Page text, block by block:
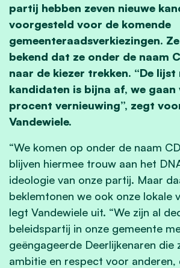
partij hebben zeven nieuwe
voorgesteld voor de komende
gemeenteraadsverkiezingen.
bekend dat ze onder de naam
naar de kiezer trekken. “De lijst
kandidaten is bijna af, we
procent vernieuwing”, zegt
Vandewiele.
“We komen op onder de naam
blijven hiermee trouw aan het
ideologie van onze partij. Maar
beklemtonen we ook onze lokale
legt Vandewiele uit. “We zijn al
beleidspartij in onze gemeente
geëngageerde Deerlijkenaren die
ambitie en respect voor anderen,